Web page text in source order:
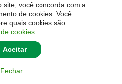
site, você concorda com a
de cookies. Você
quais cookies são
cookies
Aceitar
Fechar